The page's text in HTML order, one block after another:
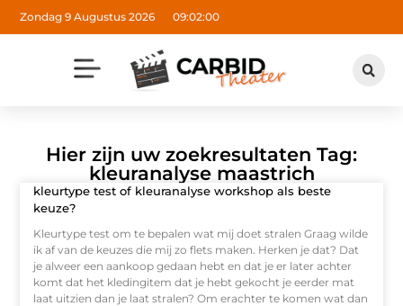
Zondag 9 Augustus 2026 09:02:00
Hier zijn uw zoekresultaten Tag:
kleuranalyse maastrich
kleurtype test of kleuranalyse workshop als beste
keuze?
Kleurtype test om te bepalen wat mij doet stralen Graag wilde
ik af van de keuzes die mij zo flets maken. Herken je dat? Dat
je alweer een aankoop gedaan hebt en dat je er later achter
komt dat het kledingitem dat je hebt gekocht je eerder mat
laat uitzien dan je laat stralen? Om erachter te komen wat dan